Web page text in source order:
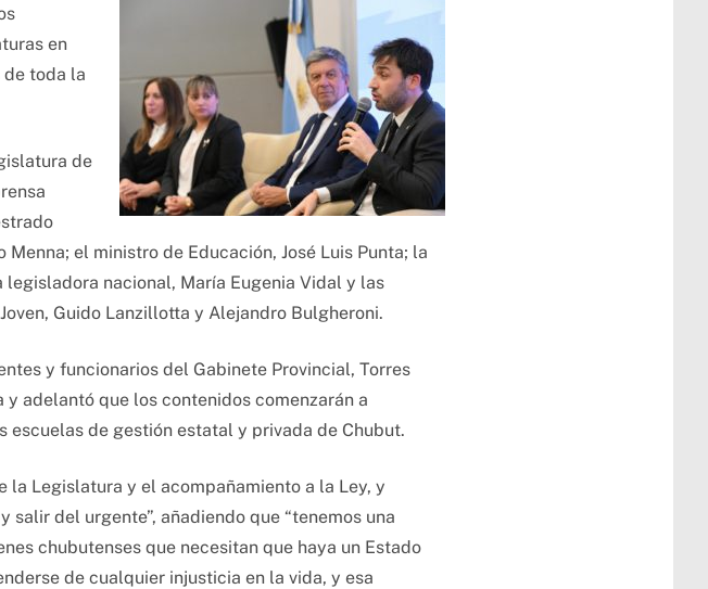
en
de toda la
de
el ministro de Educación, José Luis Punta; la
nacional, María Eugenia Vidal y las
Guido Lanzillotta y Alejandro Bulgheroni.
y funcionarios del Gabinete Provincial, Torres
adelantó que los contenidos comenzarán a
de gestión estatal y privada de Chubut.
Legislatura y el acompañamiento a la Ley, y
del urgente”, añadiendo que “tenemos una
chubutenses que necesitan que haya un Estado
de cualquier injusticia en la vida, y esa